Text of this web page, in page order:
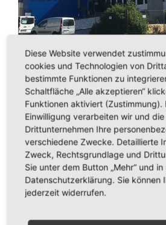
Diese Website verwendet
cookies und Technologien von
bestimmte Funktionen zu
Schaltfläche „Alle akzeptieren“
Funktionen aktiviert
Einwilligung verarbeiten wir und
Drittunternehmen Ihre
verschiedene Zwecke. Detaillierte
Zweck, Rechtsgrundlage und
Sie unter dem Button „Mehr“ und in
Datenschutzerklärung. Sie können
jederzeit widerrufen.